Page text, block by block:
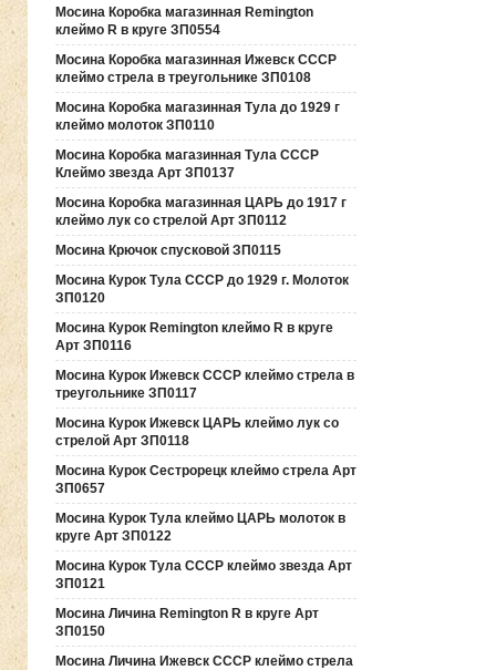
Мосина Коробка магазинная Remington
клеймо R в круге ЗП0554
Мосина Коробка магазинная Ижевск СССР
клеймо стрела в треугольнике ЗП0108
Мосина Коробка магазинная Тула до 1929 г
клеймо молоток ЗП0110
Мосина Коробка магазинная Тула СССР
Клеймо звезда Арт ЗП0137
Мосина Коробка магазинная ЦАРЬ до 1917 г
клеймо лук со стрелой Арт ЗП0112
Мосина Крючок спусковой ЗП0115
Мосина Курок Тула СССР до 1929 г. Молоток
ЗП0120
Мосина Курок Remington клеймо R в круге
Арт ЗП0116
Мосина Курок Ижевск СССР клеймо стрела в
треугольнике ЗП0117
Мосина Курок Ижевск ЦАРЬ клеймо лук со
стрелой Арт ЗП0118
Мосина Курок Сестрорецк клеймо стрела Арт
ЗП0657
Мосина Курок Тула клеймо ЦАРЬ молоток в
круге Арт ЗП0122
Мосина Курок Тула СССР клеймо звезда Арт
ЗП0121
Мосина Личина Remington R в круге Арт
ЗП0150
Мосина Личина Ижевск СССР клеймо стрела